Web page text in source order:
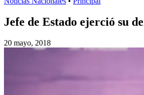
Jefe de Estado ejerció su
20 mayo, 2018